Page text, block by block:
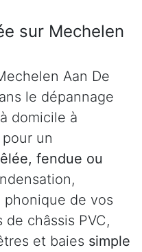
sur Mechelen
Aan De
le dépannage
domicile à
un
fendue ou
de vos
de châssis PVC,
et baies simple